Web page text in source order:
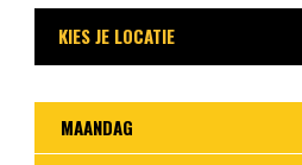
KIES JE LOCATIE
MAANDAG